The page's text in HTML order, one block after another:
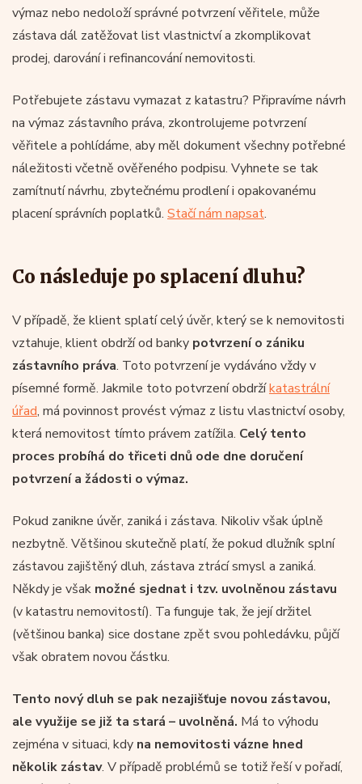
výmaz nebo nedoloží správné potvrzení věřitele, může
zástava dál zatěžovat list vlastnictví a zkomplikovat
prodej, darování i refinancování nemovitosti.
Potřebujete zástavu vymazat z katastru? Připravíme návrh
na výmaz zástavního práva, zkontrolujeme potvrzení
věřitele a pohlídáme, aby měl dokument všechny potřebné
náležitosti včetně ověřeného podpisu. Vyhnete se tak
zamítnutí návrhu, zbytečnému prodlení i opakovanému
placení správních poplatků. Stačí nám napsat.
Co následuje po splacení dluhu?
V případě, že klient splatí celý úvěr, který se k nemovitosti
vztahuje, klient obdrží od banky potvrzení o zániku
zástavního práva. Toto potvrzení je vydáváno vždy v
písemné formě. Jakmile toto potvrzení obdržíkatastrální
úřad, má povinnost provést výmaz z listu vlastnictví osoby,
která nemovitost tímto právem zatížila. Celý tento
proces probíhá do třiceti dnů ode dne doručení
potvrzení a žádosti o výmaz.
Pokud zanikne úvěr, zaniká i zástava. Nikoliv však úplně
nezbytně. Většinou skutečně platí, že pokud dlužník splní
zástavou zajištěný dluh, zástava ztrácí smysl a zaniká.
Někdy je však možné sjednat i tzv. uvolněnou zástavu
(v katastru nemovitostí). Ta funguje tak, že její držitel
(většinou banka) sice dostane zpět svou pohledávku, půjčí
však obratem novou částku.
Tento nový dluh se pak nezajišťuje novou zástavou,
ale využije se již ta stará – uvolněná. Má to výhodu
zejména v situaci, kdy na nemovitosti vázne hned
několik zástav. V případě problémů se totiž řeší v pořadí,